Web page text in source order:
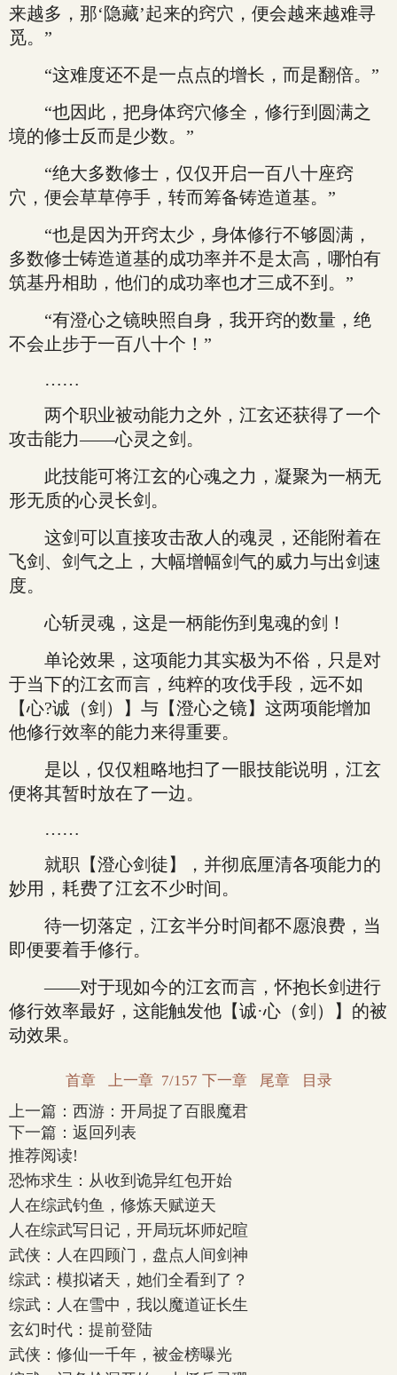
来越多，那‘隐藏’起来的窍穴，便会越来越难寻
觅。”
“这难度还不是一点点的增长，而是翻倍。”
“也因此，把身体窍穴修全，修行到圆满之
境的修士反而是少数。”
“绝大多数修士，仅仅开启一百八十座窍
穴，便会草草停手，转而筹备铸造道基。”
“也是因为开窍太少，身体修行不够圆满，
多数修士铸造道基的成功率并不是太高，哪怕有
筑基丹相助，他们的成功率也才三成不到。”
“有澄心之镜映照自身，我开窍的数量，绝
不会止步于一百八十个！”
……
两个职业被动能力之外，江玄还获得了一个
攻击能力——心灵之剑。
此技能可将江玄的心魂之力，凝聚为一柄无
形无质的心灵长剑。
这剑可以直接攻击敌人的魂灵，还能附着在
飞剑、剑气之上，大幅增幅剑气的威力与出剑速
度。
心斩灵魂，这是一柄能伤到鬼魂的剑！
单论效果，这项能力其实极为不俗，只是对
于当下的江玄而言，纯粹的攻伐手段，远不如
【心?诚（剑）】与【澄心之镜】这两项能增加
他修行效率的能力来得重要。
是以，仅仅粗略地扫了一眼技能说明，江玄
便将其暂时放在了一边。
……
就职【澄心剑徒】，并彻底厘清各项能力的
妙用，耗费了江玄不少时间。
待一切落定，江玄半分时间都不愿浪费，当
即便要着手修行。
——对于现如今的江玄而言，怀抱长剑进行
修行效率最好，这能触发他【诚·心（剑）】的被
动效果。
首章 上一章 7/157 下一章 尾章 目录
上一篇： 西游：开局捉了百眼魔君
下一篇： 返回列表
推荐阅读!
恐怖求生：从收到诡异红包开始
人在综武钓鱼，修炼天赋逆天
人在综武写日记，开局玩坏师妃暄
武侠：人在四顾门，盘点人间剑神
综武：模拟诸天，她们全看到了？
综武：人在雪中，我以魔道证长生
玄幻时代：提前登陆
武侠：修仙一千年，被金榜曝光